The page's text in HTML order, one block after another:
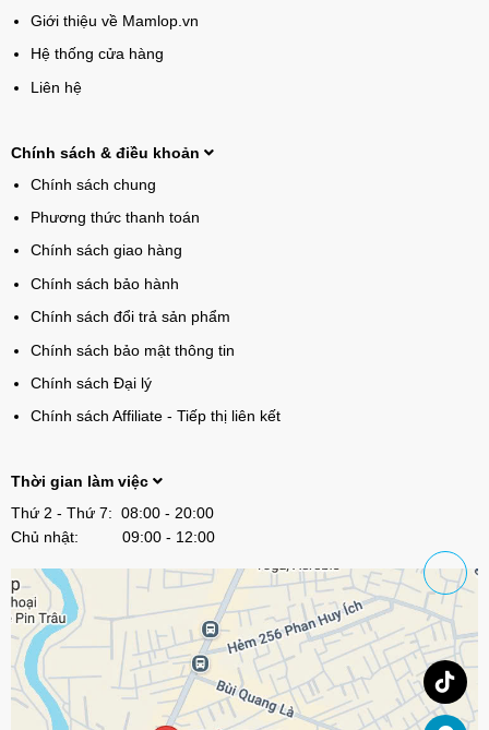
Giới thiệu về Mamlop.vn
Hệ thống cửa hàng
Liên hệ
Chính sách & điều khoản
Chính sách chung
Phương thức thanh toán
Chính sách giao hàng
Chính sách bảo hành
Chính sách đổi trả sản phẩm
Chính sách bảo mật thông tin
Chính sách Đại lý
Chính sách Affiliate - Tiếp thị liên kết
Thời gian làm việc
Thứ 2 - Thứ 7: 08:00 - 20:00
Chủ nhật: 09:00 - 12:00